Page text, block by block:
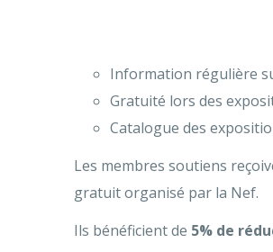
Information régulière
Gratuité lors des
Catalogue des
Les membres soutiens
gratuit organisé par la Nef.
Ils bénéficient de 5% de